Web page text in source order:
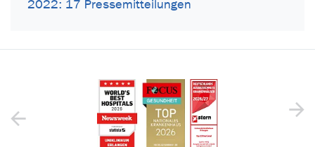
2022: 17 Pressemitteilungen